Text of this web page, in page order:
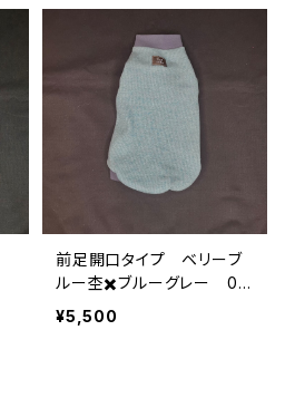
前足開口タイプ ベリーブ
ルー杢✖️ブルーグレー 0-L
-016
¥5,500